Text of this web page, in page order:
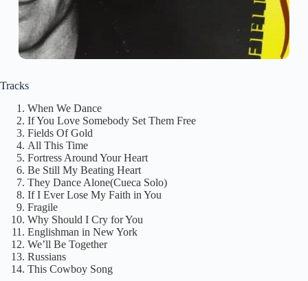
Tracks
When We Dance
If You Love Somebody Set Them Free
Fields Of Gold
All This Time
Fortress Around Your Heart
Be Still My Beating Heart
They Dance Alone(Cueca Solo)
If I Ever Lose My Faith in You
Fragile
Why Should I Cry for You
Englishman in New York
We’ll Be Together
Russians
This Cowboy Song